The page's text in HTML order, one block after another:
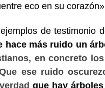
eco en su
de testimonio
hace más ruido un
en concreto
ese ruido
que hay